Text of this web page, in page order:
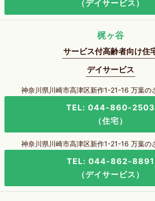
（デイサービス）
梶ヶ谷
サービス付高齢者向け住
デイサービス
神奈川県川崎市高津区新作1-21-16 万葉の
TEL: 044-860-2503
（住宅）
神奈川県川崎市高津区新作1-21-16 万葉の
TEL: 044-862-8891
（デイサービス）